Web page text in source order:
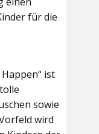
für die
ist
sowie
wird